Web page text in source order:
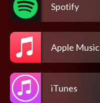
Spotify
Apple Music
iTunes